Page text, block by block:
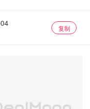
复制